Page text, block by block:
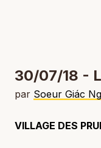
30/07/18 -
par Soeur Giác
VILLAGE DES